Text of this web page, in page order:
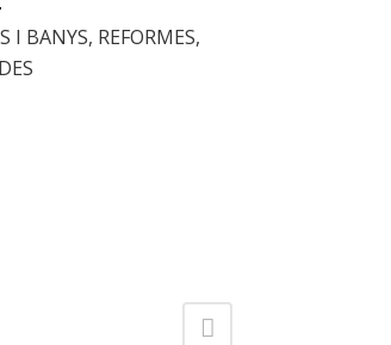
I BANYS, REFORMES,